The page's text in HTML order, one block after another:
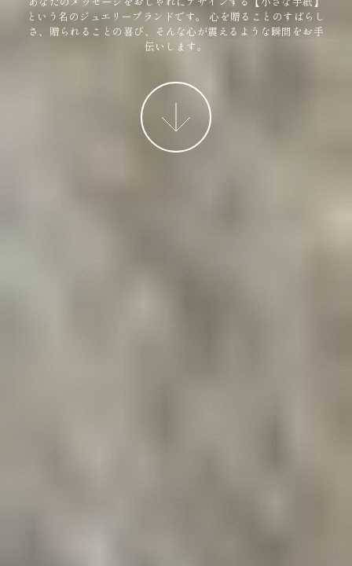
という名のジュエリーブランドです。
心を贈ることのすばらし
さ、贈られることの喜び、そんな心が震えるような瞬間をお手
伝いします。